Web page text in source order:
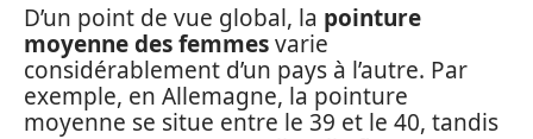
D’un point de vue global, la pointure
moyenne des femmesvarie
considérablement d’un pays à l’autre. Par
exemple, en Allemagne, la pointure
moyenne se situe entre le 39 et le 40, tandis